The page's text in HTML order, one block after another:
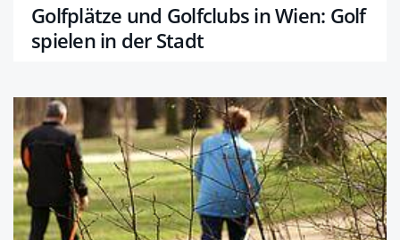
Golfplätze und Golfclubs in Wien: Golf
spielen in der Stadt